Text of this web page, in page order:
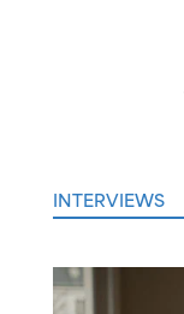
INTERVIEWS